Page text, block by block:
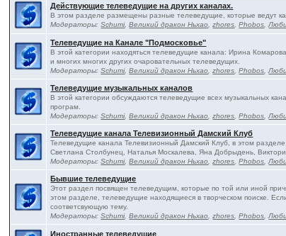
Действующие телеведущие на других каналах.
В этом разделе размещены разные телеведущие, которые ведут
Модераторы:Schumi,Великий дракон Ньхао,zhores,Phobos,
Телеведущие на Канале "Подмосковье"
В этой категории находяться телеведущие канала: Ирина
и многих многих других очаровательных телеведущих.
Модераторы:Schumi,Великий дракон Ньхао,zhores,Phobos,
Телеведущие музыкальных каналов
В этой категории обсуждаются телеведущие всех музыкальных
програм.
Модераторы:Schumi,Великий дракон Ньхао,zhores,Phobos,
Телеведущие канала Телевизионный Дамский Клуб
Телеведущие канала Телевизионный Дамский Клуб, в этом
Светлана Столбунец, Наталья Москалева, Яна Добрыдень,
Модераторы:Schumi,Великий дракон Ньхао,zhores,Phobos,
Бывшие телеведущие
Этот раздел посвящен телеведущим, которые по той или иной
этом разделе, телеведущие находящиеся в творческом поиске.
соответсвующую тему.
Модераторы:Schumi,Великий дракон Ньхао,zhores,Phobos,
Иностранные телеведущие